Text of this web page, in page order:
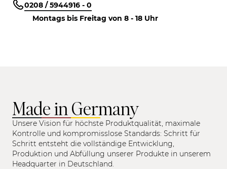
0208 / 5944916 - 0
Montags bis Freitag von 8 - 18 Uhr
Made in Germany
Unsere Vision für höchste Produktqualität, maximale
Kontrolle und kompromisslose Standards: Schritt für
Schritt entsteht die vollständige Entwicklung,
Produktion und Abfüllung unserer Produkte in unserem
Headquarter in Deutschland.